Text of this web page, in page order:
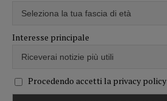
Interesse principale
Procedendo accetti la privacy policy